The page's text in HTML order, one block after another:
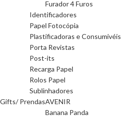
Furador 4 Furos
Identificadores
Papel Fotocópia
Plastificadoras e Consumivéis
Porta Revistas
Post-its
Recarga Papel
Rolos Papel
Sublinhadores
Gifts/ PrendasAVENIR
Banana Panda